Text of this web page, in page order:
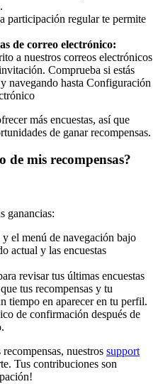
participación regular te permite
de correo electrónico:
a nuestros correos electrónicos
Comprueba si estás
y navegando hasta Configuración
más encuestas, así que
de ganar recompensas.
de mis recompensas?
ganancias:
el menú de navegación bajo
actual y las encuestas
revisar tus últimas encuestas
tus recompensas y tu
tiempo en aparecer en tu perfil.
de confirmación después de
nuestros support
Tus contribuciones son